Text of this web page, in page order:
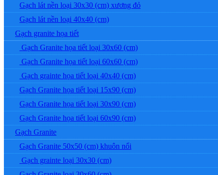
Gạch lát nền loại 30x30 (cm) xương đỏ
Gạch lát nền loại 40x40 (cm)
Gạch granite họa tiết
Gạch Granite họa tiết loại 30x60 (cm)
Gạch Granite họa tiết loại 60x60 (cm)
Gạch grainte họa tiết loại 40x40 (cm)
Gạch Granite họa tiết loại 15x90 (cm)
Gạch Granite họa tiết loại 30x90 (cm)
Gạch Granite họa tiết loại 60x90 (cm)
Gạch Granite
Gạch Granite 50x50 (cm) khuôn nổi
Gạch grainte loại 30x30 (cm)